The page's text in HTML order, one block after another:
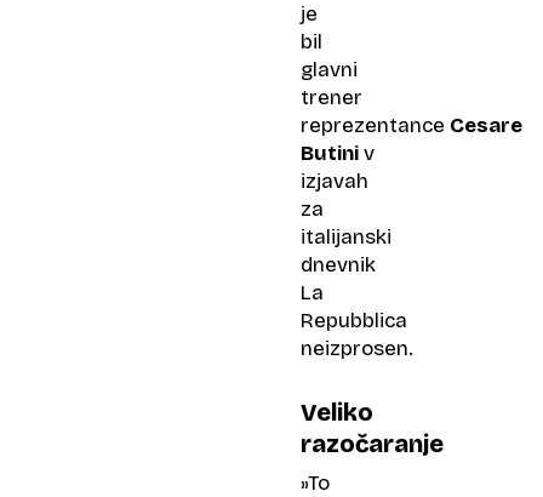
je
bil
glavni
trener
reprezentance Cesare
Butiniv
izjavah
za
italijanski
dnevnik
La
Repubblica
neizprosen.
Veliko
razočaranje
»To